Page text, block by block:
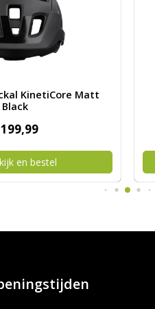
KinetiCore Matt
Black
199,99
en bestel